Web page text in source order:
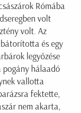
Rómába
volt
volt. Az
és egy
legyőzése
hálaadó
vallotta
fektette,
nem akarta,